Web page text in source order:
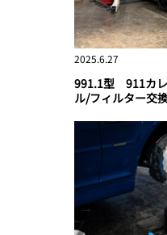
2025.6.27
991.1型 911カレ
ル/フィルター交